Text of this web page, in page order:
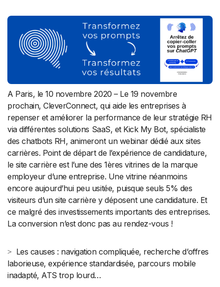
A Paris, le 10 novembre 2020 – Le 19 novembre
prochain, CleverConnect, qui aide les entreprises à
repenser et améliorer la performance de leur stratégie RH
via différentes solutions SaaS, et Kick My Bot, spécialiste
des chatbots RH, animeront un webinar dédié aux sites
carrières. Point de départ de l’expérience de candidature,
le site carrière est l’une des 1ères vitrines de la marque
employeur d’une entreprise. Une vitrine néanmoins
encore aujourd’hui peu usitée, puisque seuls 5% des
visiteurs d’un site carrière y déposent une candidature. Et
ce malgré des investissements importants des entreprises.
La conversion n’est donc pas au rendez-vous !
>Les causes : navigation compliquée, recherche d’offres
laborieuse, expérience standardisée, parcours mobile
inadapté, ATS trop lourd…